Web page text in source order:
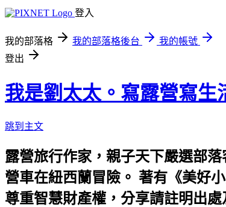
登入
我的部落格 我的部落格後台
我的帳號
登出
我是劉太太。寫露營寫生
跳到主文
露營旅行作家，親子天下嚴選部
營車在紐西蘭冒險。 著有《美好
尊重智慧財產權，分享請註明出